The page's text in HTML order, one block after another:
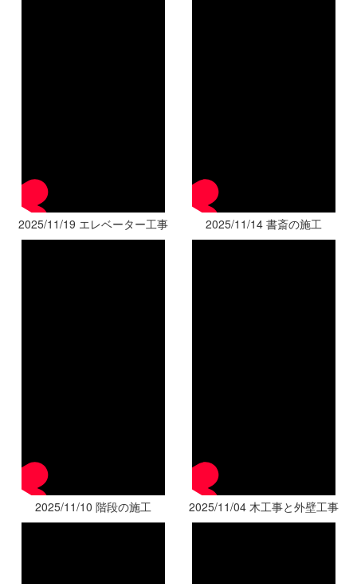
2025/11/19 エレベーター工事 2025/11/14 書斎の施工
2025/11/10 階段の施工 2025/11/04 木工事と外壁工事